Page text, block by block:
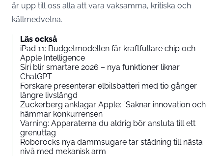
är upp till oss alla att vara vaksamma, kritiska och
källmedvetna.
Läs också
iPad 11: Budgetmodellen får kraftfullare chip och
Apple Intelligence
Siri blir smartare 2026 – nya funktioner liknar
ChatGPT
Forskare presenterar elbilsbatteri med tio gånger
längre livslängd
Zuckerberg anklagar Apple: ”Saknar innovation och
hämmar konkurrensen
Varning: Apparaterna du aldrig bör ansluta till ett
grenuttag
Roborocks nya dammsugare tar städning till nästa
nivå med mekanisk arm